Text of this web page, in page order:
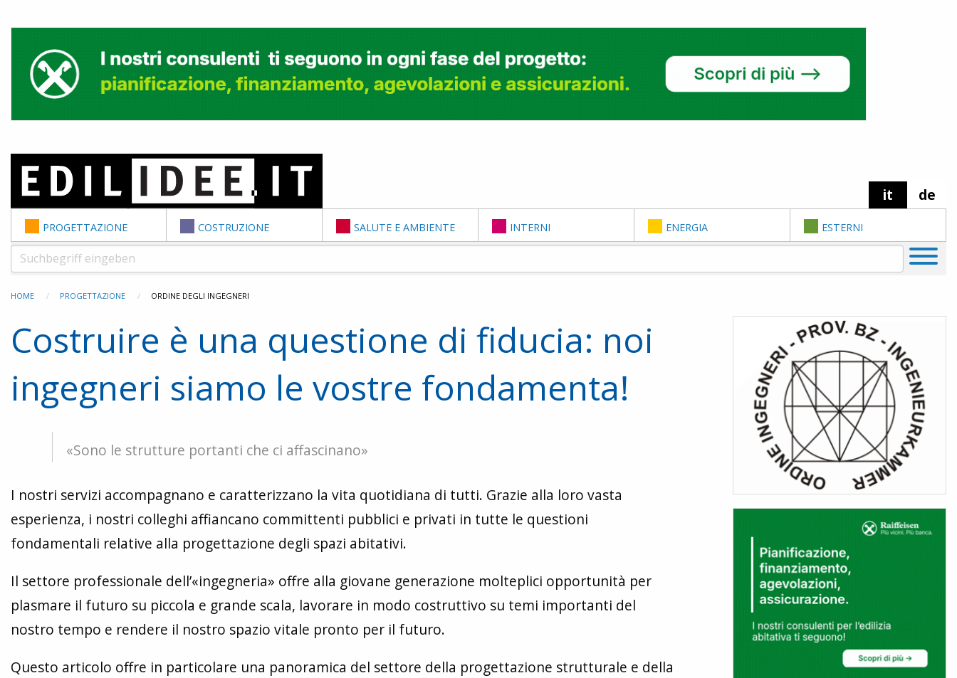
it de
PROGETTAZIONE COSTRUZIONE SALUTE E AMBIENTE INTERNI ENERGIA ESTERNI
HOME PROGETTAZIONE ORDINE DEGLI INGEGNERI
Costruire è una questione di fiducia: noi
ingegneri siamo le vostre fondamenta!
«Sono le strutture portanti che ci affascinano»
I nostri servizi accompagnano e caratterizzano la vita quotidiana di tutti. Grazie alla loro vasta
esperienza, i nostri colleghi affiancano committenti pubblici e privati in tutte le questioni
fondamentali relative alla progettazione degli spazi abitativi.
Il settore professionale dell’«ingegneria» offre alla giovane generazione molteplici opportunità per
plasmare il futuro su piccola e grande scala, lavorare in modo costruttivo su temi importanti del
nostro tempo e rendere il nostro spazio vitale pronto per il futuro.
Questo articolo offre in particolare una panoramica del settore della progettazione strutturale e della